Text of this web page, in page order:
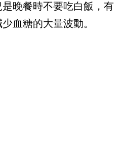
晚餐時不要吃白飯，有
血糖的大量波動。